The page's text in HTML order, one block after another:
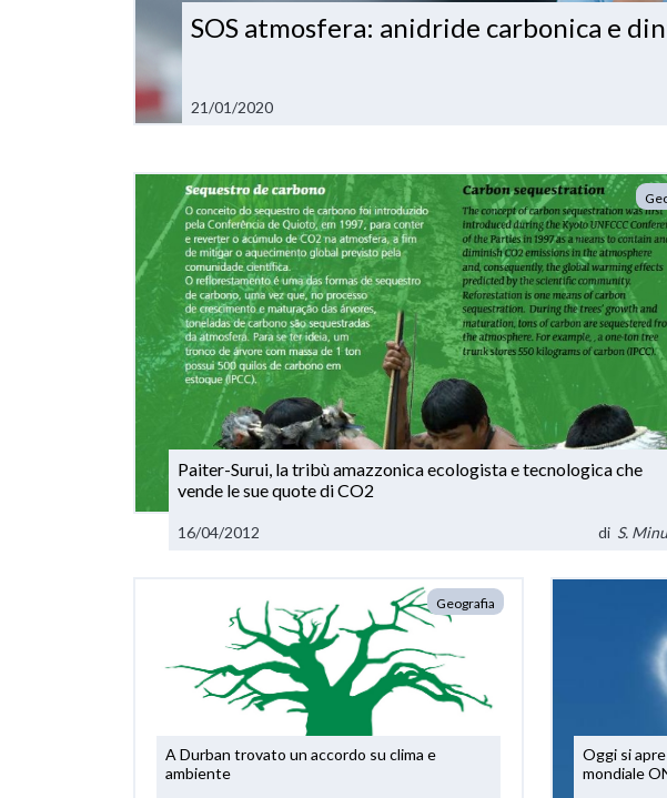
SOS atmosfera: anidride carbonica e
21/01/2020
Paiter-Surui, la tribù amazzonica ecologista e tecnologica che
vende le sue quote di CO2
16/04/2012 di S.
Geografia
A Durban trovato un accordo su clima e
ambiente
Oggi si
mondiale